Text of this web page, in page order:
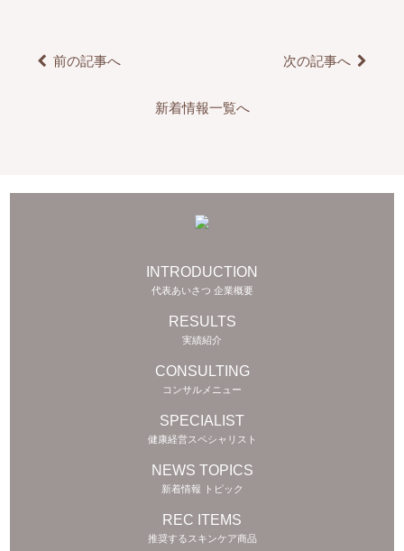
前の記事へ
新着情報一覧へ
次の記事へ
INTRODUCTION
代表あいさつ 企業概要
RESULTS
実績紹介
CONSULTING
コンサルメニュー
SPECIALIST
健康経営スペシャリスト
NEWS TOPICS
新着情報 トピック
REC ITEMS
推奨するスキンケア商品